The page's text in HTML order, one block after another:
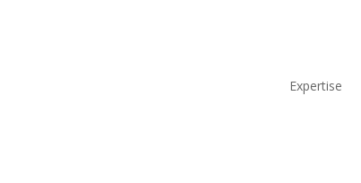
Expertise